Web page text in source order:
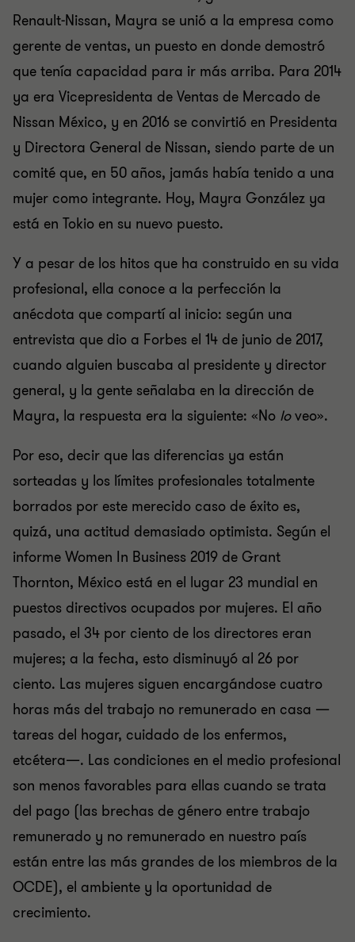
Renault-Nissan, Mayra se unió a la empresa como
gerente de ventas, un puesto en donde demostró
que tenía capacidad para ir más arriba. Para 2014
ya era Vicepresidenta de Ventas de Mercado de
Nissan México, y en 2016 se convirtió en Presidenta
y Directora General de Nissan, siendo parte de un
comité que, en 50 años, jamás había tenido a una
mujer como integrante. Hoy, Mayra González ya
está en Tokio en su nuevo puesto.
Y a pesar de los hitos que ha construido en su vida
profesional, ella conoce a la perfección la
anécdota que compartí al inicio: según una
entrevista que dio a Forbes el 14 de junio de 2017,
cuando alguien buscaba al presidente y director
general, y la gente señalaba en la dirección de
Mayra, la respuesta era la siguiente: «No loveo».
Por eso, decir que las diferencias ya están
sorteadas y los límites profesionales totalmente
borrados por este merecido caso de éxito es,
quizá, una actitud demasiado optimista. Según el
informe Women In Business 2019 de Grant
Thornton, México está en el lugar 23 mundial en
puestos directivos ocupados por mujeres. El año
pasado, el 34 por ciento de los directores eran
mujeres; a la fecha, esto disminuyó al 26 por
ciento. Las mujeres siguen encargándose cuatro
horas más del trabajo no remunerado en casa —
tareas del hogar, cuidado de los enfermos,
etcétera—. Las condiciones en el medio profesional
son menos favorables para ellas cuando se trata
del pago (las brechas de género entre trabajo
remunerado y no remunerado en nuestro país
están entre las más grandes de los miembros de la
OCDE), el ambiente y la oportunidad de
crecimiento.